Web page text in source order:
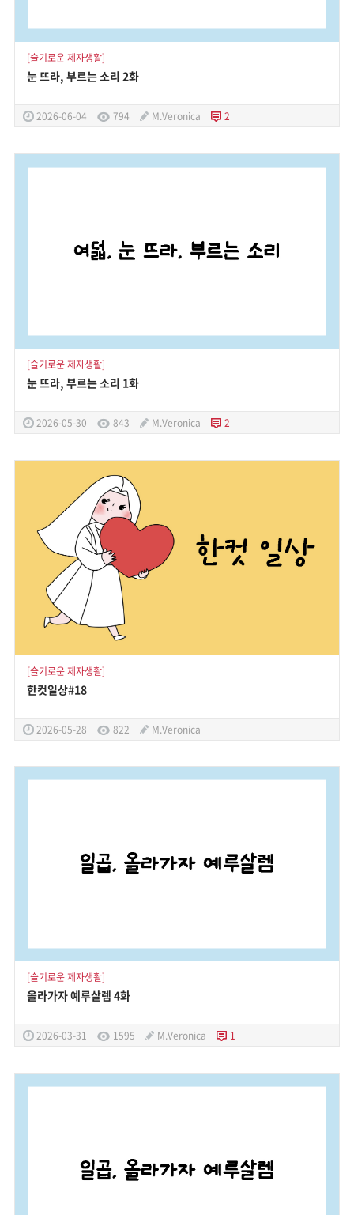
[슬기로운 제자생활]
눈 뜨라, 부르는 소리 2화
2026-06-04 794 M.Veronica 2
[슬기로운 제자생활]
눈 뜨라, 부르는 소리 1화
2026-05-30 843 M.Veronica 2
[슬기로운 제자생활]
한컷일상#18
2026-05-28 822 M.Veronica
[슬기로운 제자생활]
올라가자 예루살렘 4화
2026-03-31 1595 M.Veronica 1